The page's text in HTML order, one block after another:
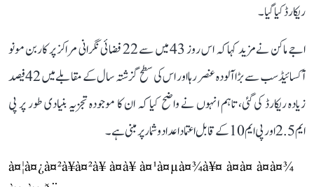
ریکارڈ کیا گیا۔
اجے ماکن نے مزید کہا کہ اس روز 43 میں سے 22 فضائی نگرانی مراکز پر کاربن مونو
آکسائیڈ سب سے بڑا آلودہ عنصر رہا اور اس کی سطح گزشتہ سال کے مقابلے میں 42 فیصد
زیادہ ریکارڈ کی گئی، تاہم انہوں نے واضح کیا کہ ان کا موجودہ تجزیہ بنیادی طور پر پی
ایم 2.5 اور پی ایم 10 کے قابل اعتماد اعداد و شمار پر مبنی ہے۔
à¤¦à¤¿à¤²à¥à¤²à¥ à¤à¥ à¤¹à¤µà¤¾à¥¤ à¤à¤ à¤à¤¾